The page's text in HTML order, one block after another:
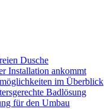
Dusche
Installation ankommt
im Überblick
Badlösung
für den Umbau